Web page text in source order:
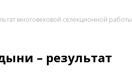
многовековой селекционной работы
– результат